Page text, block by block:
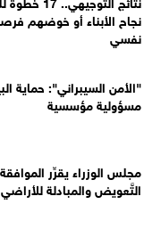
نجاح الأبناء أو خوضهم
نفسي
"الأمن السيبراني": حماية
مسؤولية مؤسسية
مجلس الوزراء يقرِّر
التَّعويض والمبادلة للأراضي